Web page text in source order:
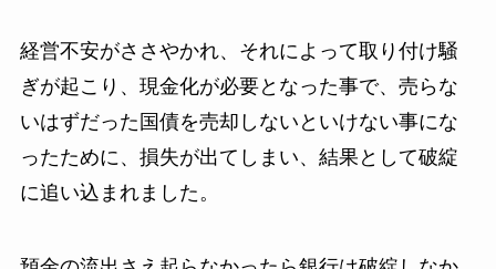
経営不安がささやかれ、それによって取り付け騒
ぎが起こり、現金化が必要となった事で、売らな
いはずだった国債を売却しないといけない事にな
ったために、損失が出てしまい、結果として破綻
に追い込まれました。